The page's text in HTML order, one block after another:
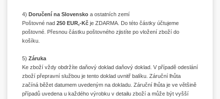
4) Doručení na Slovensko a ostatních zemí
Poštovné nad 250 EUR,-Kč je ZDARMA. Do této částky účtujeme
poštovné. Přesnou částku poštovného zjistíte po vložení zboží do
košíku.
5) Záruka
Ke zboží vždy obdržíte daňový doklad daňový doklad. V případě odeslání
zboží přepravní službou je tento doklad uvnitř balíku. Záruční lhůta
začíná běžet datumem uvedeným na dokladu. Záruční lhůta je ve většině
případů uvedena u každého výrobku v detailu zboží a může být vyšší